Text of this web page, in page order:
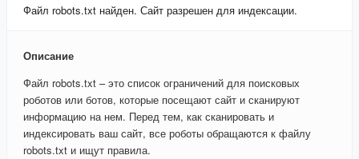
Файл robots.txt найден. Сайт разрешен для индексации.
Описание
Файл robots.txt – это список ограничений для поисковых
роботов или ботов, которые посещают сайт и сканируют
информацию на нем. Перед тем, как сканировать и
индексировать ваш сайт, все роботы обращаются к файлу
robots.txt и ищут правила.